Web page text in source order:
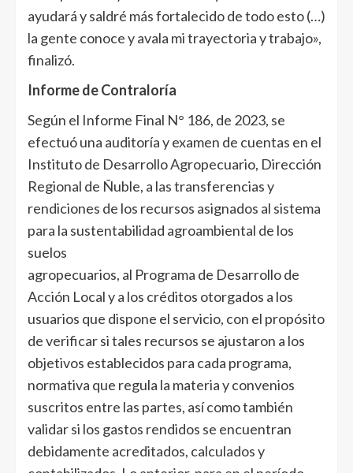
ayudará y saldré más fortalecido de todo esto (…)
la gente conoce y avala mi trayectoria y trabajo»,
finalizó.
Informe de Contraloría
Según el Informe Final N° 186, de 2023, se
efectuó una auditoría y examen de cuentas en el
Instituto de Desarrollo Agropecuario, Dirección
Regional de Ñuble, a las transferencias y
rendiciones de los recursos asignados al sistema
para la sustentabilidad agroambiental de los
suelos
agropecuarios, al Programa de Desarrollo de
Acción Local y a los créditos otorgados a los
usuarios que dispone el servicio, con el propósito
de verificar si tales recursos se ajustaron a los
objetivos establecidos para cada programa,
normativa que regula la materia y convenios
suscritos entre las partes, así como también
validar si los gastos rendidos se encuentran
debidamente acreditados, calculados y